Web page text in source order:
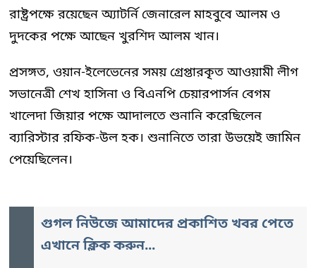
রাষ্ট্রপক্ষে রয়েছেন অ্যাটর্নি জেনারেল মাহবুবে আলম ও
দুদকের পক্ষে আছেন খুরশিদ আলম খান।
প্রসঙ্গত, ওয়ান-ইলেভেনের সময় গ্রেপ্তারকৃত আওয়ামী লীগ
সভানেত্রী শেখ হাসিনা ও বিএনপি চেয়ারপার্সন বেগম
খালেদা জিয়ার পক্ষে আদালতে শুনানি করেছিলেন
ব্যারিস্টার রফিক-উল হক। শুনানিতে তারা উভয়েই জামিন
পেয়েছিলেন।
গুগল নিউজে আমাদের প্রকাশিত খবর পেতে
এখানে ক্লিক করুন...